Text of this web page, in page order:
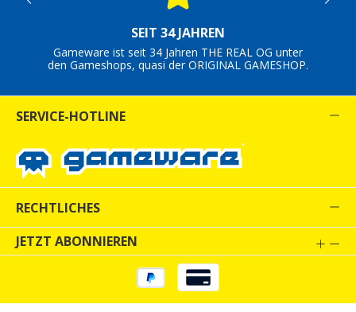
SEIT 34 JAHREN
Gameware ist seit 34 Jahren THE REAL OG unter
den Gameshops, quasi der ORIGINAL GAMESHOP.
SERVICE-HOTLINE
RECHTLICHES
JETZT ABONNIEREN